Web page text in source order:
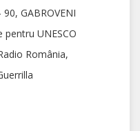
GABROVENI
UNESCO
România,